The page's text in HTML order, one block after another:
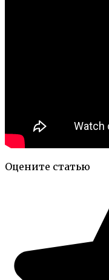
Оцените статью